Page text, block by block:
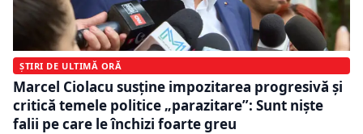
ȘTIRI DE ULTIMĂ ORĂ
Marcel Ciolacu susține impozitarea progresivă și
critică temele politice „parazitare”: Sunt niște
falii pe care le închizi foarte greu